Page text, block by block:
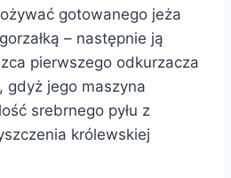
gotowanego jeża
– następnie ją
pierwszego odkurzacza
gdyż jego maszyna
srebrnego pyłu z
królewskiej